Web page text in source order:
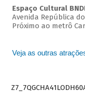
Espaço Cultural
Avenida República
Próximo ao metrô
Veja as outras